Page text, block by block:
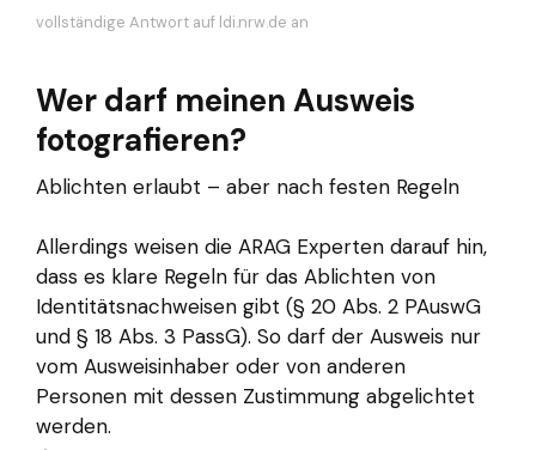
vollständige Antwort auf ldi.nrw.de an
Wer darf meinen Ausweis
fotografieren?
Ablichten erlaubt – aber nach festen Regeln
Allerdings weisen die ARAG Experten darauf hin,
dass es klare Regeln für das Ablichten von
Identitätsnachweisen gibt (§ 20 Abs. 2 PAuswG
und § 18 Abs. 3 PassG). So darf der Ausweis nur
vom Ausweisinhaber oder von anderen
Personen mit dessen Zustimmung abgelichtet
werden.